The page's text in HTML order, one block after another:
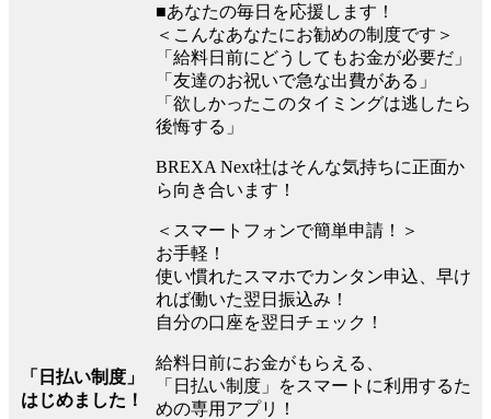
「日払い制度」
はじめました！
■あなたの毎日を応援します！
＜こんなあなたにお勧めの制度です＞
「給料日前にどうしてもお金が必要だ」
「友達のお祝いで急な出費がある」
「欲しかったこのタイミングは逃したら
後悔する」
BREXA Next社はそんな気持ちに正面か
ら向き合います！
＜スマートフォンで簡単申請！＞
お手軽！
使い慣れたスマホでカンタン申込、早け
れば働いた翌日振込み！
自分の口座を翌日チェック！
給料日前にお金がもらえる、
「日払い制度」をスマートに利用するた
めの専用アプリ！